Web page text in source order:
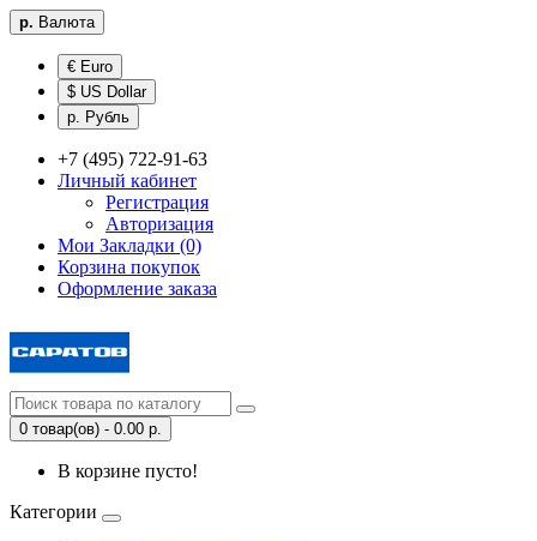
р. Валюта
€ Euro
$ US Dollar
р. Рубль
+7 (495) 722-91-63
Личный кабинет
Регистрация
Авторизация
Мои Закладки (0)
Корзина покупок
Оформление заказа
0 товар(ов) - 0.00 р.
В корзине пусто!
Категории